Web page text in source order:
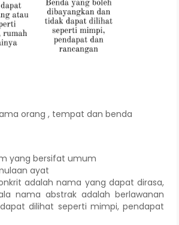
orang , tempat dan benda
yang bersifat umum
ayat
adalah nama yang dapat dirasa,
nama abstrak adalah berlawanan
dilihat seperti mimpi, pendapat